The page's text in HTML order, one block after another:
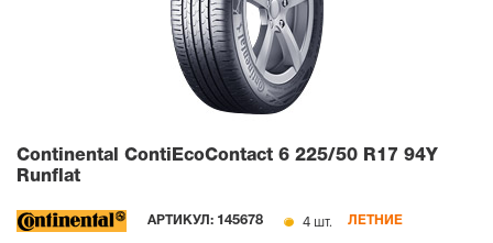
Continental ContiEcoContact 6 225/50 R17 94Y
Runflat
АРТИКУЛ: 145678 4 шт. ЛЕТНИЕ